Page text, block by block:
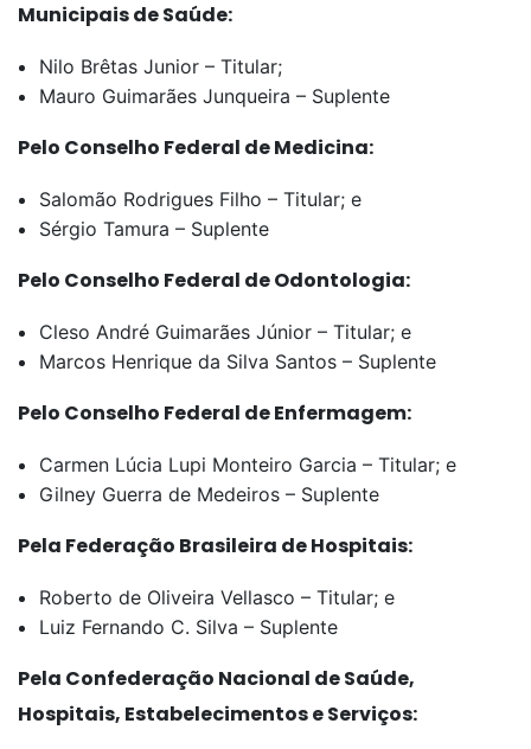
Municipais de Saúde:
Nilo Brêtas Junior – Titular;
Mauro Guimarães Junqueira – Suplente
Pelo Conselho Federal de Medicina:
Salomão Rodrigues Filho – Titular; e
Sérgio Tamura – Suplente
Pelo Conselho Federal de Odontologia:
Cleso André Guimarães Júnior – Titular; e
Marcos Henrique da Silva Santos – Suplente
Pelo Conselho Federal de Enfermagem:
Carmen Lúcia Lupi Monteiro Garcia – Titular; e
Gilney Guerra de Medeiros – Suplente
Pela Federação Brasileira de Hospitais:
Roberto de Oliveira Vellasco – Titular; e
Luiz Fernando C. Silva – Suplente
Pela Confederação Nacional de Saúde,
Hospitais, Estabelecimentos e Serviços: